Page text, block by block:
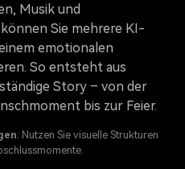
Musik und
Sie mehrere KI-
emotionalen
So entsteht aus
Story – von der
bis zur Feier.
: Nutzen Sie visuelle Strukturen